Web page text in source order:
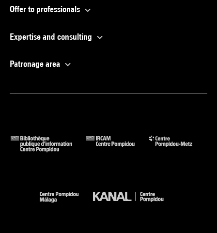
Offer to professionals
Expertise and consulting
Patronage area